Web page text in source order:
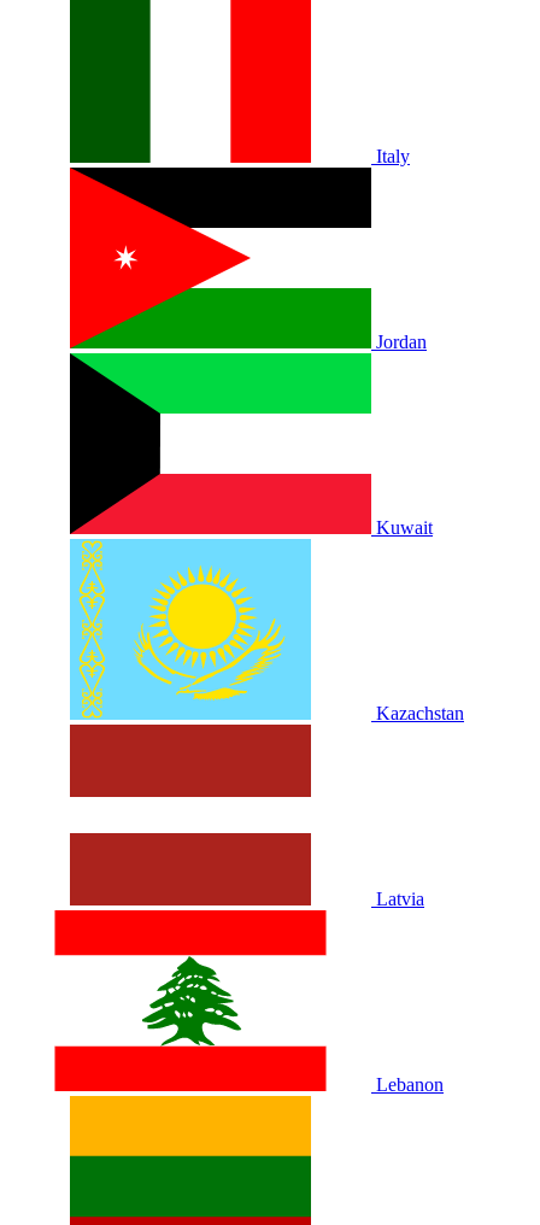
Italy
Jordan
Kuwait
Kazachstan
Latvia
Lebanon